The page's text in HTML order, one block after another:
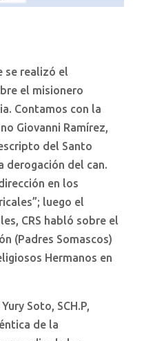
se realizó el
el misionero
Contamos con la
Giovanni Ramírez,
del Santo
derogación del can.
en los
luego el
CRS habló sobre el
(Padres Somascos)
Hermanos en
Soto, SCH.P,
de la